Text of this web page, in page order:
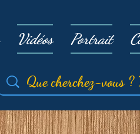
Vidéos Portrait